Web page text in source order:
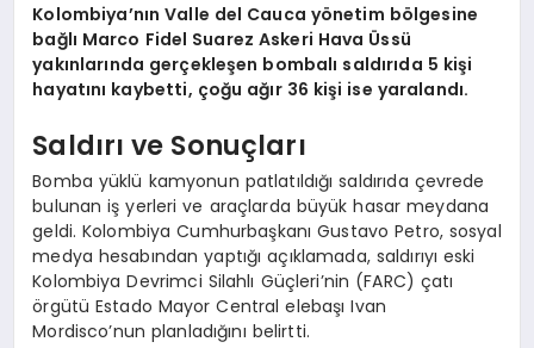
Kolombiya’nın Valle del Cauca yönetim bölgesine
bağlı Marco Fidel Suarez Askeri Hava Üssü
yakınlarında gerçekleşen bombalı saldırıda 5 kişi
hayatını kaybetti, çoğu ağır 36 kişi ise yaralandı.
Saldırı ve Sonuçları
Bomba yüklü kamyonun patlatıldığı saldırıda çevrede
bulunan iş yerleri ve araçlarda büyük hasar meydana
geldi. Kolombiya Cumhurbaşkanı Gustavo Petro, sosyal
medya hesabından yaptığı açıklamada, saldırıyı eski
Kolombiya Devrimci Silahlı Güçleri’nin (FARC) çatı
örgütü Estado Mayor Central elebaşı Ivan
Mordisco’nun planladığını belirtti.